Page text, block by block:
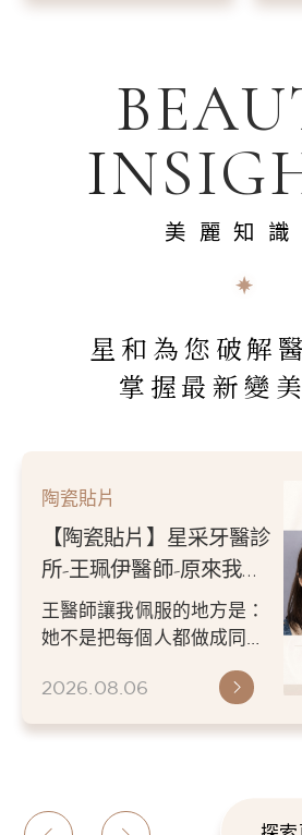
美麗知識
星和為您破解
掌握最新變
陶瓷貼片
【陶瓷貼片】星采牙醫診
所-王珮伊醫師-原來我的
不愛笑，只是不喜歡自己
原本的牙齒
王醫師讓我佩服的地方是：
她不是把每個人都做成同一
更適合自己的樣子。 現...
2026.08.06